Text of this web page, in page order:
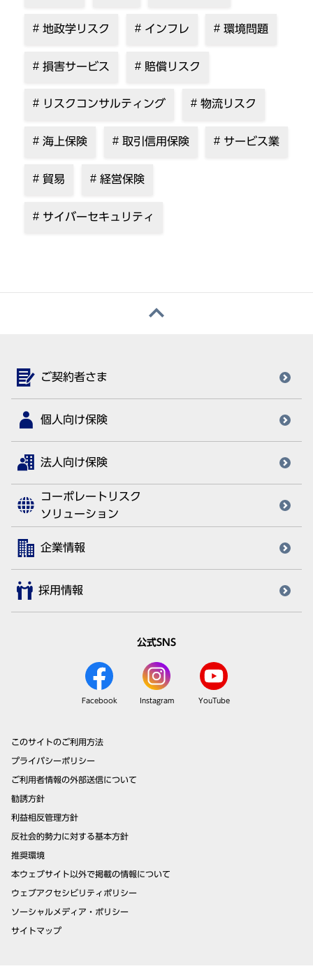
地政学リスク インフレ 環境問題
損害サービス 賠償リスク
リスクコンサルティング 物流リスク
海上保険 取引信用保険 サービス業
貿易 経営保険
サイバーセキュリティ
ご契約者さま
個人向け保険
法人向け保険
コーポレートリスク
ソリューション
企業情報
採用情報
公式SNS
Facebook Instagram YouTube
このサイトのご利用方法
プライバシーポリシー
ご利用者情報の外部送信について
勧誘方針
利益相反管理方針
反社会的勢力に対する基本方針
推奨環境
本ウェブサイト以外で掲載の情報について
ウェブアクセシビリティポリシー
ソーシャルメディア・ポリシー
サイトマップ